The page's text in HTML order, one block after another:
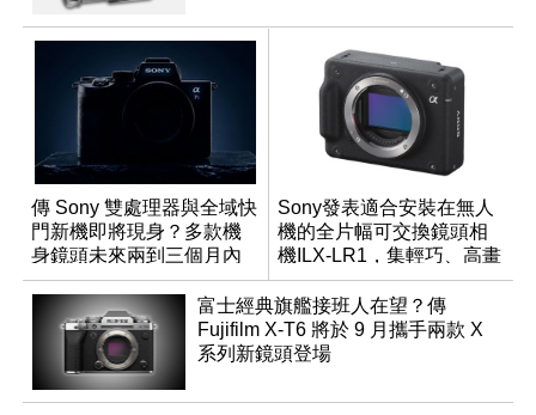
傳 Sony 雙處理器與全域快
門新機即將現身？多款機
身鏡頭未來兩到三個月內
有望登場
Sony發表適合安裝在無人
機的全片幅可交換鏡頭相
機ILX-LR1，集輕巧、高畫
質於一身
富士經典旗艦接班人在望？傳
Fujifilm X-T6 將於 9 月攜手兩款 X
系列新鏡頭登場